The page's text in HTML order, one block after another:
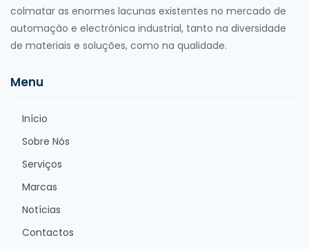
colmatar as enormes lacunas existentes no mercado de
automação e electrónica industrial, tanto na diversidade
de materiais e soluções, como na qualidade.
Menu
Início
Sobre Nós
Serviços
Marcas
Notícias
Contactos